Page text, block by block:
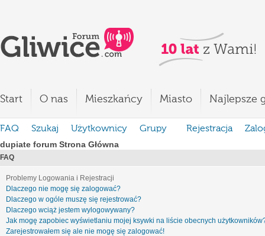
Start O nas Mieszkańcy Miasto Najlepsze
FAQ Szukaj Użytkownicy Grupy Rejestracja
dupiate forum Strona Główna
FAQ
Problemy Logowania i Rejestracji
Dlaczego nie mogę się zalogować?
Dlaczego w ogóle muszę się rejestrować?
Dlaczego wciąż jestem wylogowywany?
Jak mogę zapobiec wyświetlaniu mojej ksywki na liście obecnych
Zarejestrowałem się ale nie mogę się zalogować!